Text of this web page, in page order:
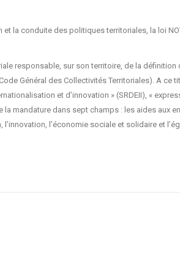
la conduite des politiques territoriales, la loi
responsable, sur son territoire, de la définition
Général des Collectivités Territoriales). A ce
et d’innovation » (SRDEII), «
mandature dans sept champs : les aides aux
l’économie sociale et solidaire et